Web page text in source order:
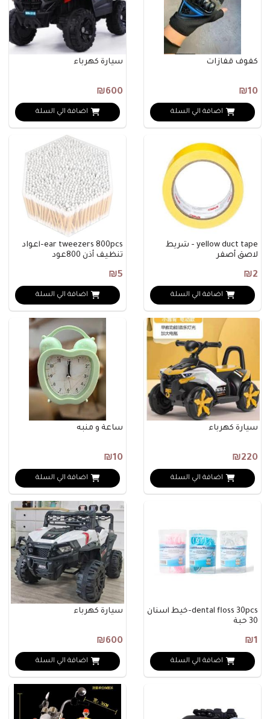
كفوف قفازات
₪10
اضافة الي السلة
سيارة كهرباء
₪600
اضافة الي السلة
yellow duct tape - شريط
لاصق أصفر
₪2
اضافة الي السلة
ear tweezers 800pcs-أعواد
تنظيف أذن 800عود
₪5
اضافة الي السلة
سيارة كهرباء
₪220
اضافة الي السلة
ساعة و منبه
₪10
اضافة الي السلة
dental floss 30pcs-خيط أسنان
30 حبة
₪1
اضافة الي السلة
سيارة كهرباء
₪600
اضافة الي السلة